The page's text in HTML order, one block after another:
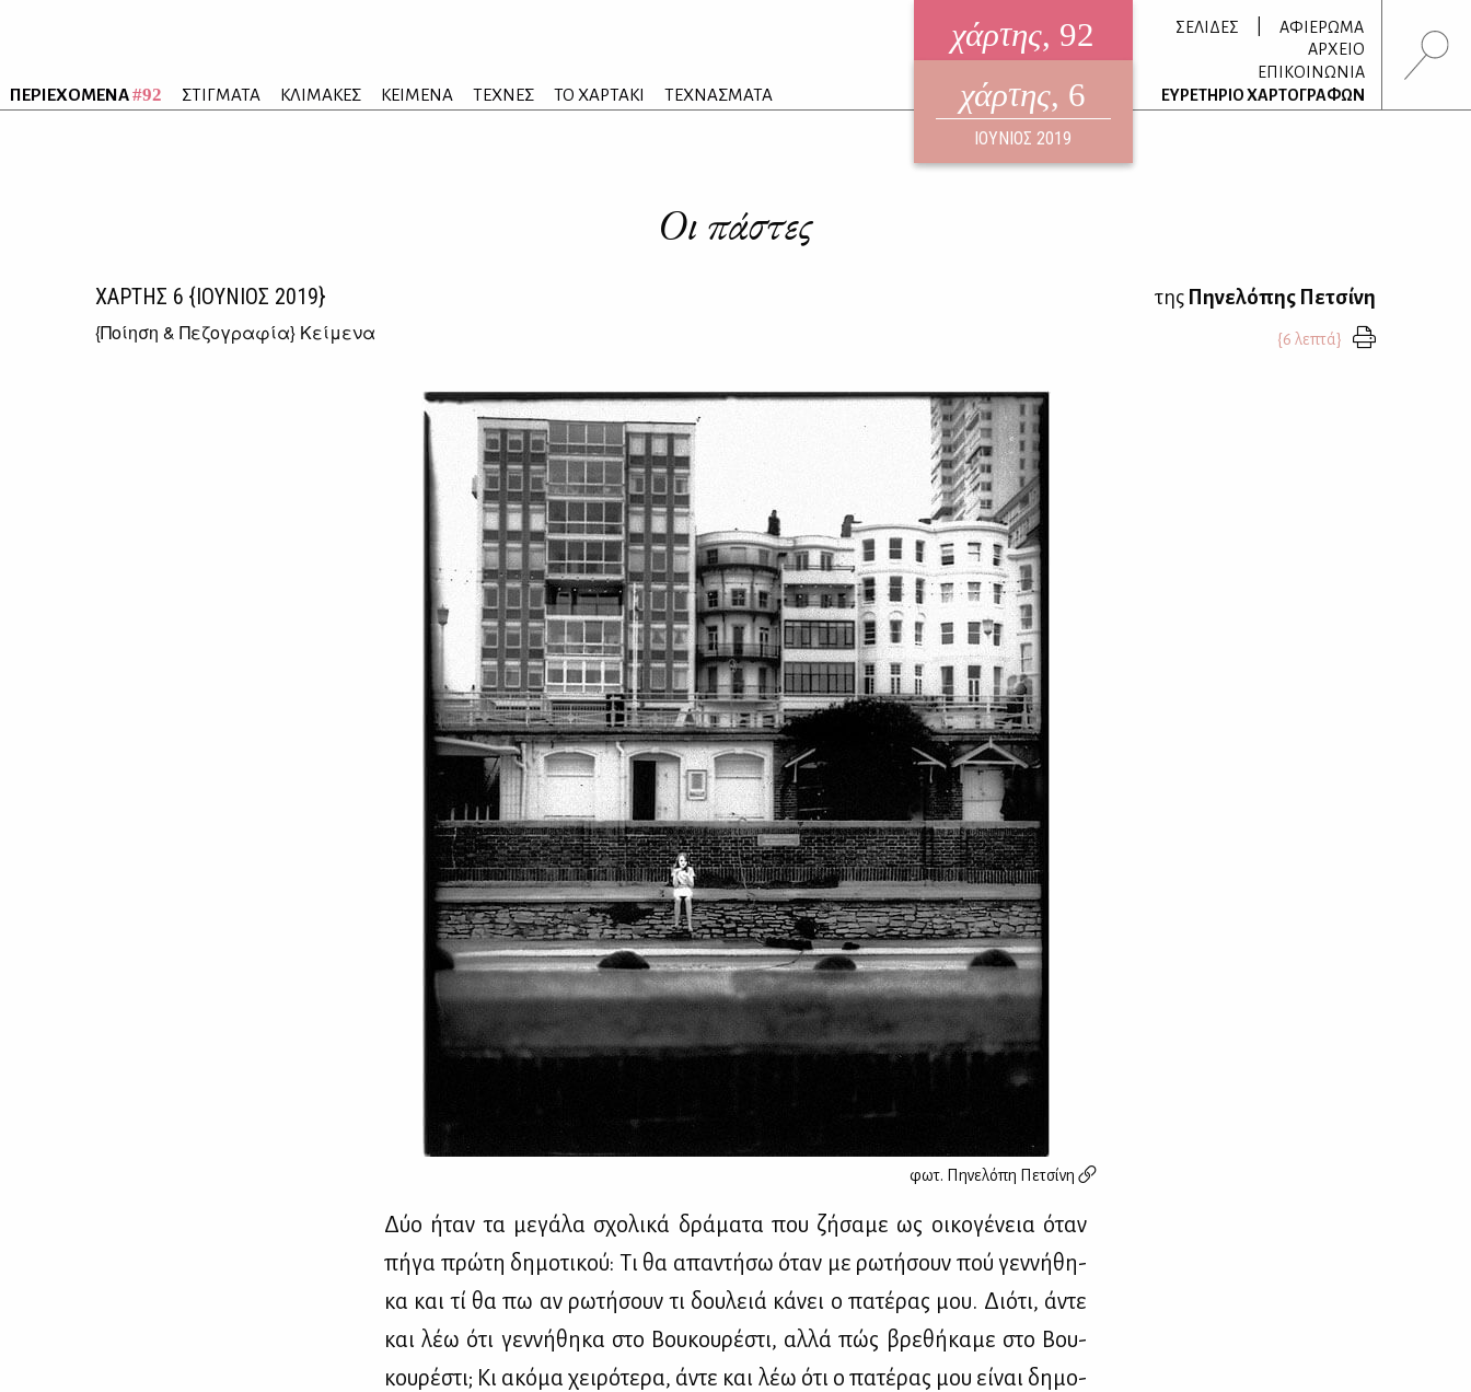
ΠΕΡΙΕΧΟΜΕΝΑ#92 ΣΤΙΓΜΑΤΑ ΚΛΙΜΑΚΕΣ ΚΕΙΜΕΝΑ ΤΕΧΝΕΣ ΤΟ ΧΑΡΤΑΚΙ ΤΕΧΝΑΣΜΑΤΑ
χάρτης, 92
ηλεκτρονικό περιοδικό
ΑΥΓΟΥΣΤΟΣ 2026
χάρτης, 6
ΙΟΥΝΙΟΣ 2019
ΣΕΛΙΔΕΣ
ΑΦΙΕΡΩΜΑ
ΑΡΧΕΙΟ
ΕΠΙΚΟΙΝΩΝΙΑ
ΕΥΡΕΤΗΡΙΟ ΧΑΡΤΟΓΡΑΦΩΝ
Οι πάστες
ΧΑΡΤΗΣ 6 {ΙΟΥΝΙΟΣ 2019}
{Ποίηση & Πεζογραφία} Κείμενα
της Πηνελόπης Πετσίνη
{6 λεπτά}
φωτ. Πηνελόπη Πετσίνη
Δύο ήταν τα με­γά­λα σχο­λι­κά δρά­μα­τα που ζή­σα­με ως οι­κο­γέ­νεια όταν
πή­γα πρώ­τη δη­μο­τι­κού: Τι θα απα­ντή­σω όταν με ρω­τή­σουν πού γεν­νή­θη­
κα και τί θα πω αν ρω­τή­σουν τι δου­λειά κά­νει ο πα­τέ­ρας μου. Διό­τι, άντε
και λέω ότι γεν­νή­θη­κα στο Βου­κου­ρέ­στι, αλ­λά πώς βρε­θή­κα­με στο Βου­
κου­ρέ­στι; Κι ακό­μα χει­ρό­τε­ρα, άντε και λέω ότι ο πα­τέ­ρας μου εί­ναι δη­μο­